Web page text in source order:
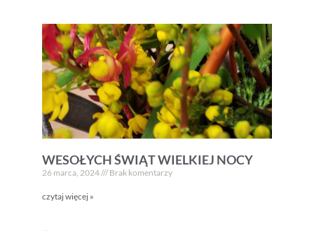
WESOŁYCH ŚWIĄT WIELKIEJ NOCY
26 marca, 2024 Brak komentarzy
czytaj więcej »